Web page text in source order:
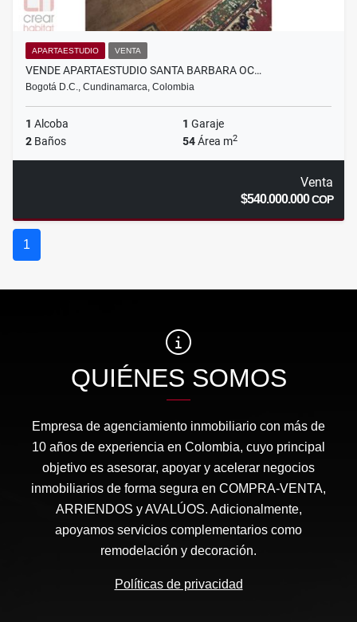
APARTAESTUDIO VENTA
VENDE APARTAESTUDIO SANTA BARBARA OC…
Bogotá D.C., Cundinamarca, Colombia
1 Alcoba 1 Garaje
2 Baños 54Área m2
Venta
$540.000.000COP
1
QUIÉNES SOMOS
Empresa de agenciamiento inmobiliario con más de
10 años de experiencia en Colombia, cuyo principal
objetivo es asesorar, apoyar y acelerar negocios
inmobiliarios de forma segura en COMPRA-VENTA,
ARRIENDOS y AVALÚOS. Adicionalmente,
apoyamos servicios complementarios como
remodelación y decoración.
Políticas de privacidad